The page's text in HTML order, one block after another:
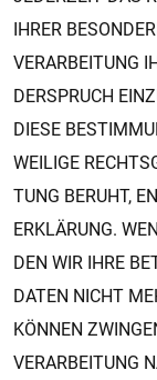
IHRER
VER­A­R­BEI­TUNG
DER­SPRUCH
DIESE
WEI­LI­GE
TUNG BE­RUHT,
ER­KLÄ­RUNG.
DEN WIR IHRE
DATEN NICHT
KÖN­NEN
VER­A­R­BEI­TUNG